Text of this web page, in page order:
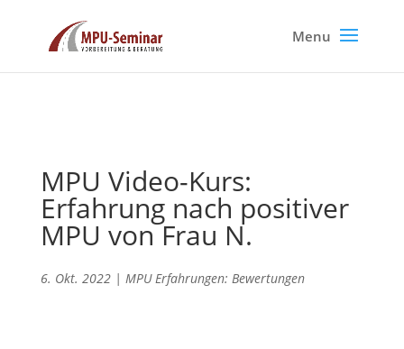
MPU Video-Kurs:
Erfahrung nach positiver
MPU von Frau N.
6. Okt. 2022| MPU Erfahrungen: Bewertungen